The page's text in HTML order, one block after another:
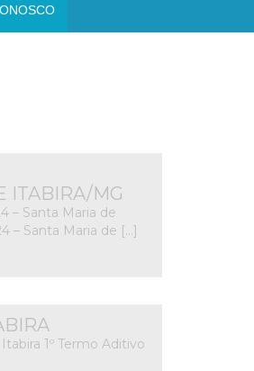
ITABIRA/MG
– Santa Maria de
– Santa Maria de […]
1º Termo Aditivo